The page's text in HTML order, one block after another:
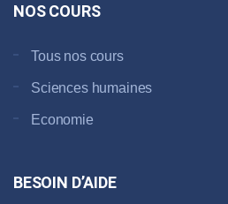
NOS COURS
Tous nos cours
Sciences humaines
Economie
BESOIN D’AIDE